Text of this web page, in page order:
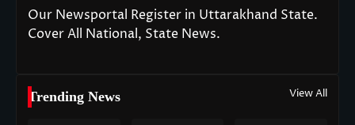
Our Newsportal Register in Uttarakhand State.
Cover All National, State News.
Trending News View All